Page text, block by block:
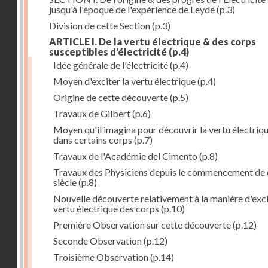
jusqu'à l'époque de l'expérience de Leyde(p.3)
Division de cette Section(p.3)
ARTICLE I. De la vertu électrique & des corps
susceptibles d'électricité (p.4)
Idée générale de l'électricité(p.4)
Moyen d'exciter la vertu électrique(p.4)
Origine de cette découverte(p.5)
Travaux de Gilbert(p.6)
Moyen qu'il imagina pour découvrir la vertu
dans certains corps (p.7)
Travaux de l'Académie del Cimento (p.8)
Travaux des Physiciens depuis le commencement de
siècle(p.8)
Nouvelle découverte relativement à la manière
vertu électrique des corps (p.10)
Première Observation sur cette découverte(p.12)
Seconde Observation(p.12)
Troisième Observation(p.14)